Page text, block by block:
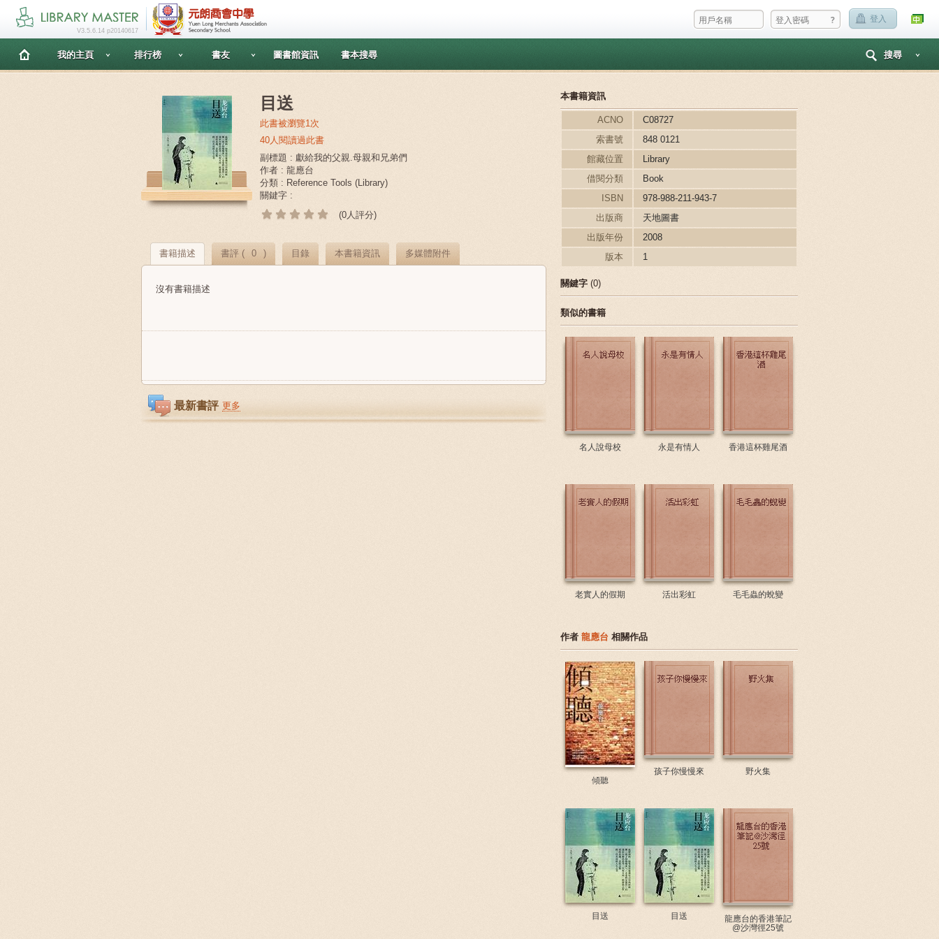
? 登入
V3.5.6.14 p20140617
我的主頁 排行榜 書友 圖書館資訊 書本搜尋 搜尋
目送
此書被瀏覽1次
40人閱讀過此書
副標題 : 獻給我的父親.母親和兄弟們
作者 : 龍應台
分類 : Reference Tools (Library)
關鍵字 :
(0人評分)
書籍描述 書評 ( 0 ) 目錄 本書籍資訊 多媒體附件
沒有書籍描述
最新書評 更多
本書籍資訊
ACNO
C08727
索書號
848 0121
館藏位置
Library
借閱分類
Book
ISBN
978-988-211-943-7
出版商
天地圖書
出版年份
2008
版本
1
關鍵字 (0)
類似的書籍
名人說母校 永是有情人 香港這杯雞尾酒
老實人的假期 活出彩虹 毛毛蟲的蛻變
作者 龍應台 相關作品
傾聽
孩子你慢慢來 野火集
目送 目送
龍應台的香港筆記
@沙灣徑25號